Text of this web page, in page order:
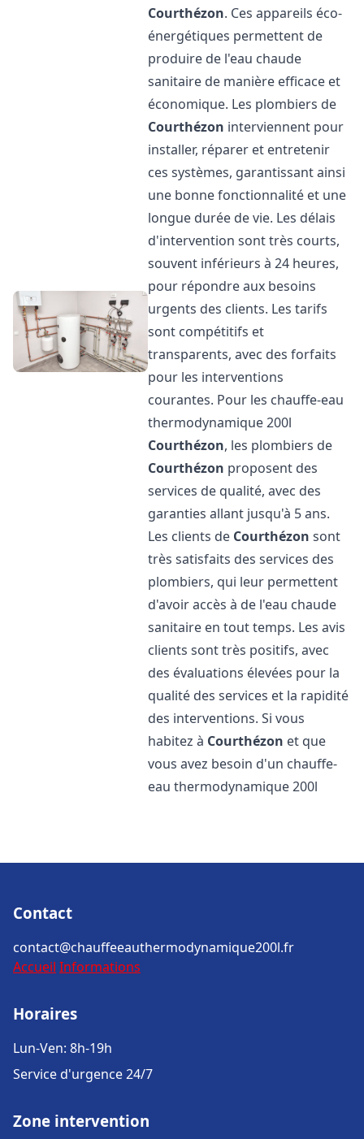
Courthézon. Ces appareils éco-
énergétiques permettent de
produire de l'eau chaude
sanitaire de manière efficace et
économique. Les plombiers de
Courthézon interviennent pour
installer, réparer et entretenir
ces systèmes, garantissant ainsi
une bonne fonctionnalité et une
longue durée de vie. Les délais
d'intervention sont très courts,
souvent inférieurs à 24 heures,
pour répondre aux besoins
urgents des clients. Les tarifs
sont compétitifs et
transparents, avec des forfaits
pour les interventions
courantes. Pour les chauffe-eau
thermodynamique 200l
Courthézon, les plombiers de
Courthézon proposent des
services de qualité, avec des
garanties allant jusqu'à 5 ans.
Les clients de Courthézon sont
très satisfaits des services des
plombiers, qui leur permettent
d'avoir accès à de l'eau chaude
sanitaire en tout temps. Les avis
clients sont très positifs, avec
des évaluations élevées pour la
qualité des services et la rapidité
des interventions. Si vous
habitez à Courthézon et que
vous avez besoin d'un chauffe-
eau thermodynamique 200l
Contact
contact@chauffeeauthermodynamique200l.fr
Accueil Informations
Horaires
Lun-Ven: 8h-19h
Service d'urgence 24/7
Zone intervention